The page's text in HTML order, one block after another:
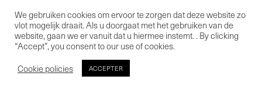
PRIJS € 0,00
We gebruiken cookies om ervoor te zorgen dat deze website zo
vlot mogelijk draait. Als u doorgaat met het gebruiken van de
website, gaan we er vanuit dat u hiermee instemt. . By clicking
“Accept”, you consent to our use of cookies.
Cookie policies
ACCEPTER